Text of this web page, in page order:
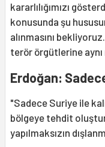
kararlılığımızı
konusunda şu
alınmasını
terör örgütlerine aynı
Erdoğan:
"Sadece Suriye ile
bölgeye tehdit
yapılmaksızın